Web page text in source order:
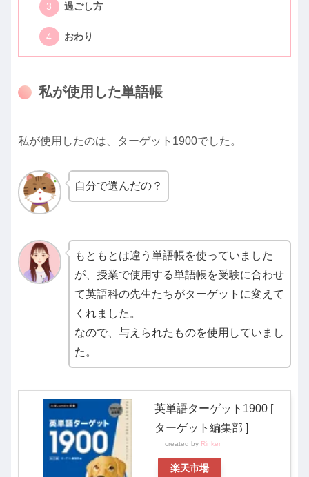
過ごし方
おわり
私が使用した単語帳
私が使用したのは、ターゲット1900でした。
自分で選んだの？
もともとは違う単語帳を使っていました
が、授業で使用する単語帳を受験に合わせ
て英語科の先生たちがターゲットに変えて
くれました。
なので、与えられたものを使用していまし
た。
英単語ターゲット1900 [
ターゲット編集部 ]
created by Rinker
楽天市場